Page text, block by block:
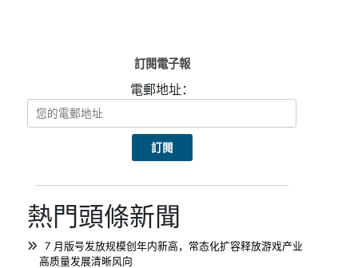
訂閱電子報
電郵地址：
熱門頭條新聞
7 月版号发放规模创年内新高，常态化扩容释放游戏产业
高质量发展清晰风向